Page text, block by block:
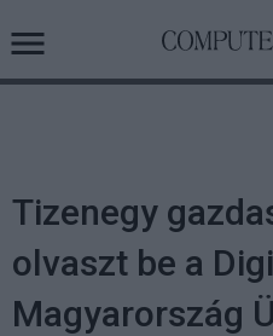
Tizenegy
olvaszt be a
Magyarország